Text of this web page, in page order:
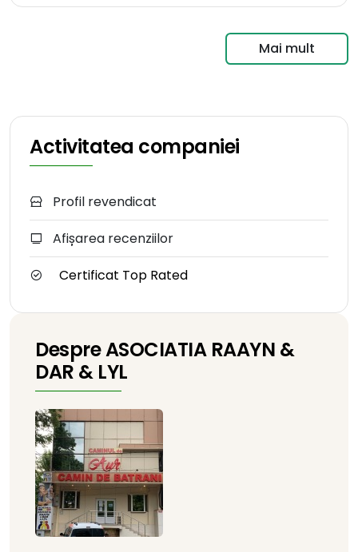
Mai mult
Activitatea companiei
Profil revendicat
Afișarea recenziilor
Certificat Top Rated
Despre ASOCIATIA RAAYN &
DAR & LYL